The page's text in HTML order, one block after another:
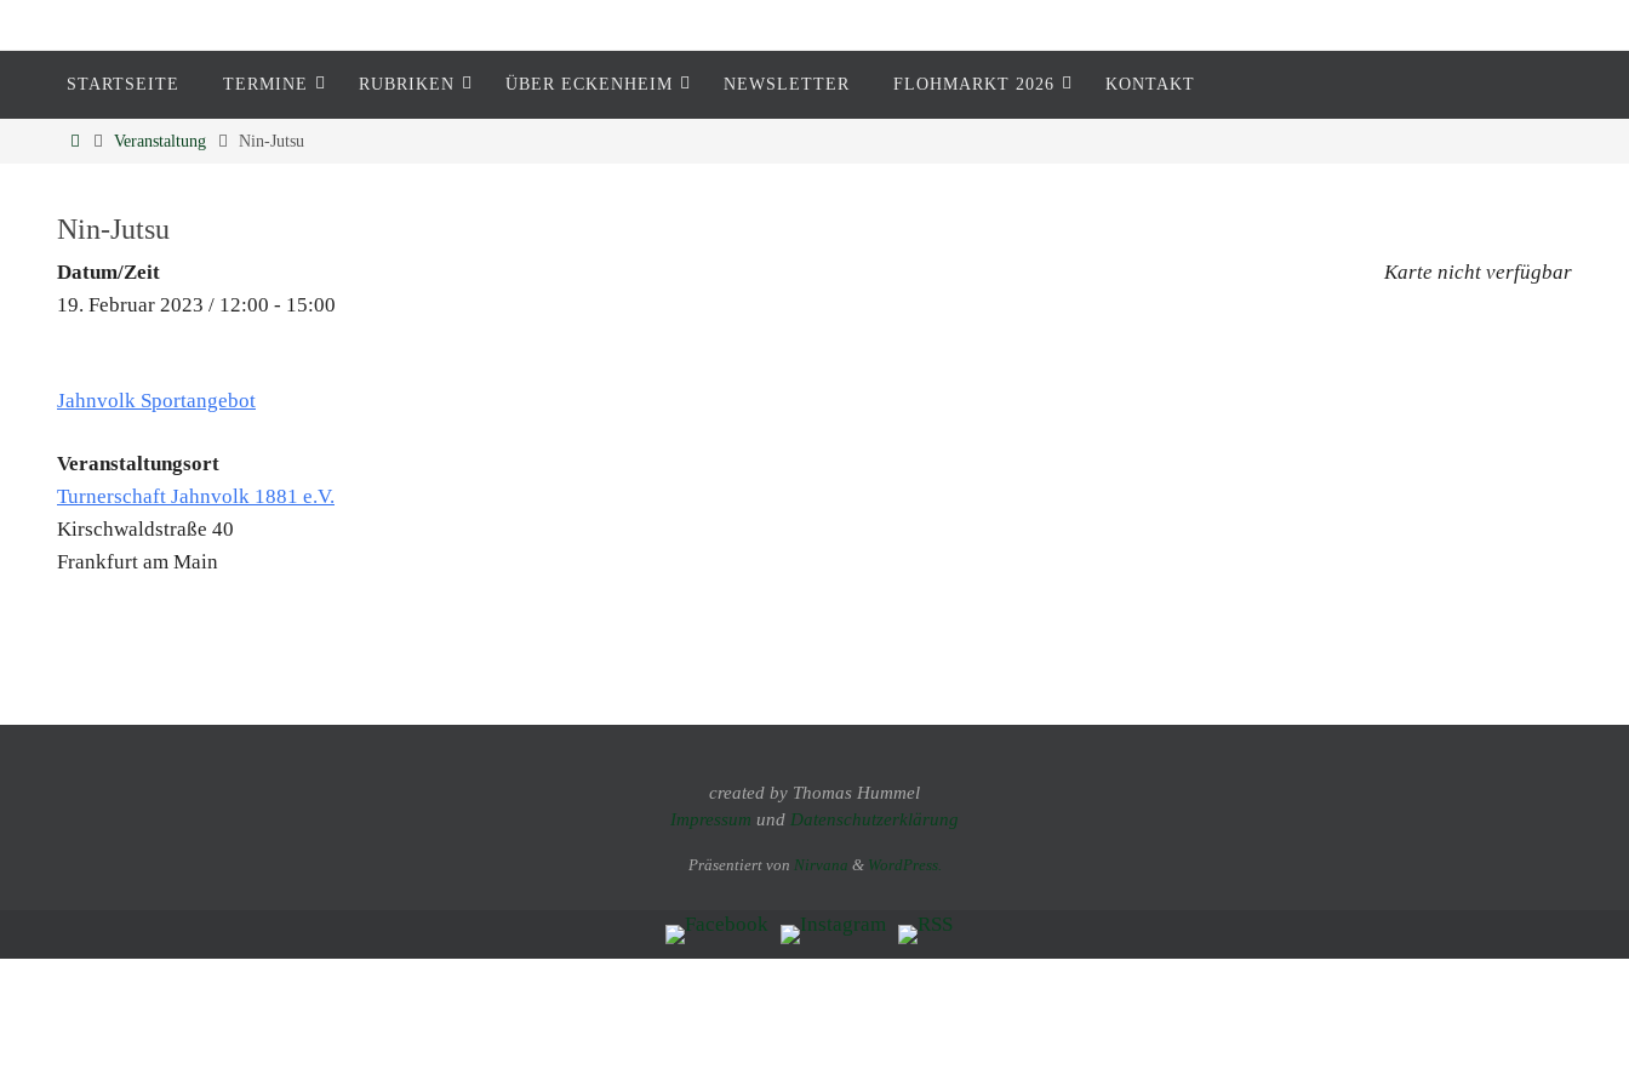
Eckenheim
STARTSEITE TERMINE RUBRIKEN ÜBER ECKENHEIM NEWSLETTER FLOHMARKT 2026 KONTAKT
Veranstaltung Nin-Jutsu
Nin-Jutsu
Karte nicht verfügbar
Datum/Zeit
19. Februar 2023 / 12:00 - 15:00
Jahnvolk Sportangebot
Veranstaltungsort
Turnerschaft Jahnvolk 1881 e.V.
Kirschwaldstraße 40
Frankfurt am Main
created by Thomas Hummel
Impressum und Datenschutzerklärung
Präsentiert von Nirvana & WordPress.